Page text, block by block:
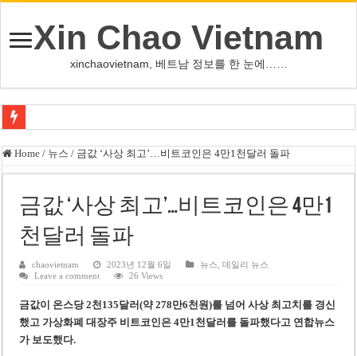
Xin Chao Vietnam
xinchaovietnam, 베트남 정보를 한 눈에……
오덕 목사, 32년 베트남 삶 담은 첫 디카시집 ‘한 컷의 서정’ 출간
베트남 화학·플라스틱 기업 납세 상위 10곳 공개…절반은 국영기업
MWG 대표 “올해 이익 목표 9조2천억동, 2~3개월 조기 달성 자신”
FIFA 인판티노 회장, 유럽 축구계·북미 정치권 불신임 압박 직면
호찌민시, 올해 국경절 연휴 5일 연속 휴무 확정… 8월 29일~9월 2일
우크라이나 전황 1,623일: 키이우, 탄도미사일 요격 실패…드론, 모스크바 집
호찌민 Đá Đỏ 수로 정비 사업, 2026년 말 완공 목표
Home / 뉴스 / 금값 ‘사상 최고’…비트코인은 4만1천달러 돌파
금값 ‘사상 최고’…비트코인은 4만1
천달러 돌파
chaovietnam 2023년 12월 6일 뉴스 ,데일리 뉴스
Leave a comment
26 Views
금값이 온스당 2천135달러(약 278만6천원)를 넘어 사상 최고치를 경신
했고 가상화폐 대장주 비트코인은 4만1천달러를 돌파했다고 연합뉴스
가 보도했다.